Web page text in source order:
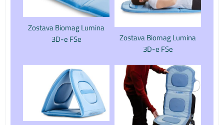
Zostava Biomag Lumina
3D-e FSe
Zostava Biomag Lumina
3D-e FSe